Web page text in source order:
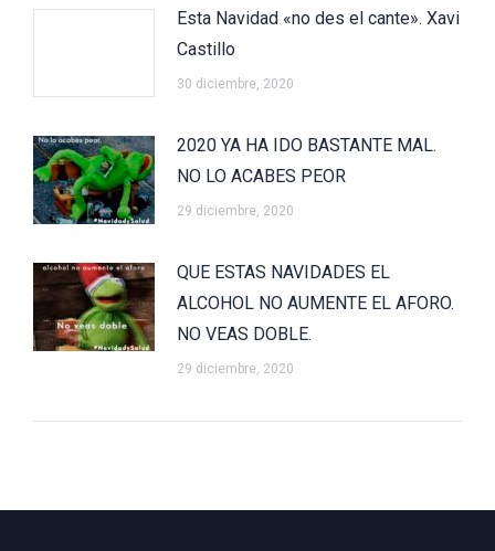
Esta Navidad «no des el cante». Xavi
Castillo
30 diciembre, 2020
2020 YA HA IDO BASTANTE MAL.
NO LO ACABES PEOR
29 diciembre, 2020
QUE ESTAS NAVIDADES EL
ALCOHOL NO AUMENTE EL AFORO.
NO VEAS DOBLE.
29 diciembre, 2020